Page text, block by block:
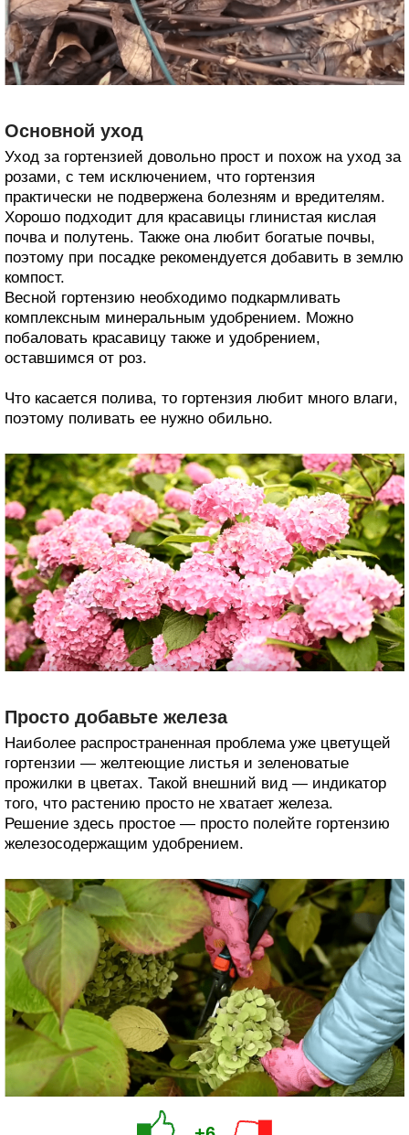
Основной уход
Уход за гортензией довольно прост и похож на уход за
розами, с тем исключением, что гортензия
практически не подвержена болезням и вредителям.
Хорошо подходит для красавицы глинистая кислая
почва и полутень. Также она любит богатые почвы,
поэтому при посадке рекомендуется добавить в землю
компост.
Весной гортензию необходимо подкармливать
комплексным минеральным удобрением. Можно
побаловать красавицу также и удобрением,
оставшимся от роз.
Что касается полива, то гортензия любит много влаги,
поэтому поливать ее нужно обильно.
Просто добавьте железа
Наиболее распространенная проблема уже цветущей
гортензии — желтеющие листья и зеленоватые
прожилки в цветах. Такой внешний вид — индикатор
того, что растению просто не хватает железа.
Решение здесь простое — просто полейте гортензию
железосодержащим удобрением.